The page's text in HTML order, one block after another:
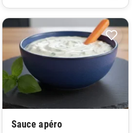
Sauce apéro